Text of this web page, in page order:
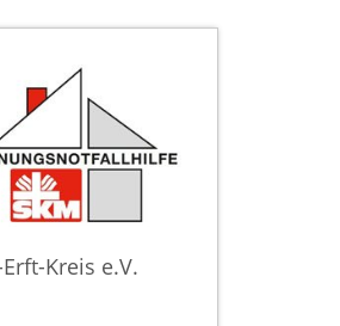
Kreis e.V.